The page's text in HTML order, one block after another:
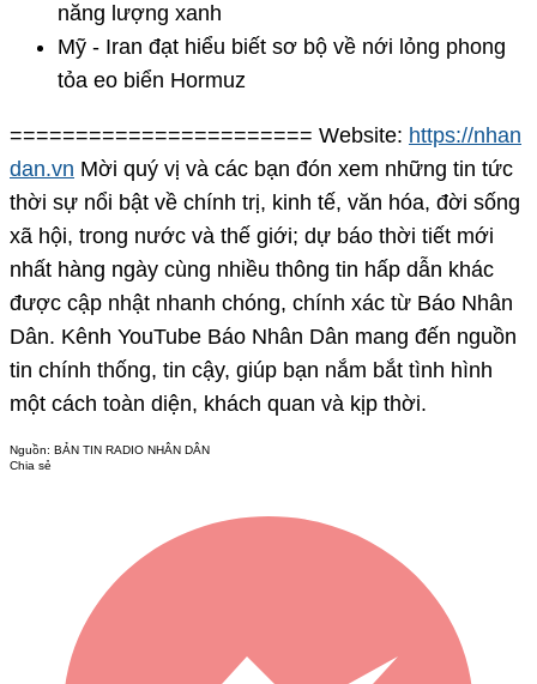
năng lượng xanh
Mỹ - Iran đạt hiểu biết sơ bộ về nới lỏng phong
tỏa eo biển Hormuz
======================= Website: https://nhan
dan.vn Mời quý vị và các bạn đón xem những tin tức
thời sự nổi bật về chính trị, kinh tế, văn hóa, đời sống
xã hội, trong nước và thế giới; dự báo thời tiết mới
nhất hàng ngày cùng nhiều thông tin hấp dẫn khác
được cập nhật nhanh chóng, chính xác từ Báo Nhân
Dân. Kênh YouTube Báo Nhân Dân mang đến nguồn
tin chính thống, tin cậy, giúp bạn nắm bắt tình hình
một cách toàn diện, khách quan và kịp thời.
Nguồn: BẢN TIN RADIO NHÂN DÂN
Chia sẻ